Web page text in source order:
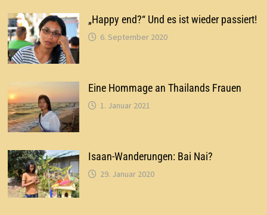
„Happy end?“ Und es ist wieder passiert!
6. September 2020
Eine Hommage an Thailands Frauen
1. Januar 2021
Isaan-Wanderungen: Bai Nai?
29. Januar 2020